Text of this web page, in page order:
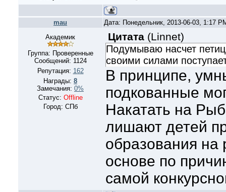
mau
Дата: Понедельник, 2013-06-03, 1:17
Академик
Группа: Проверенные
Сообщений: 1124
Репутация: 162
Награды: 8
Замечания: 0%
Статус: Offline
Город: СПб
Цитата(Linnet)
Подумываю насчет
своими силами
В принципе,
подкованные
Накатать на
лишают детей
образования на
основе по
самой